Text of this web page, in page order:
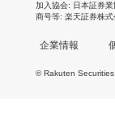
加入協会 日本証券業
商号等 楽天証券株
企業情報
© Rakuten